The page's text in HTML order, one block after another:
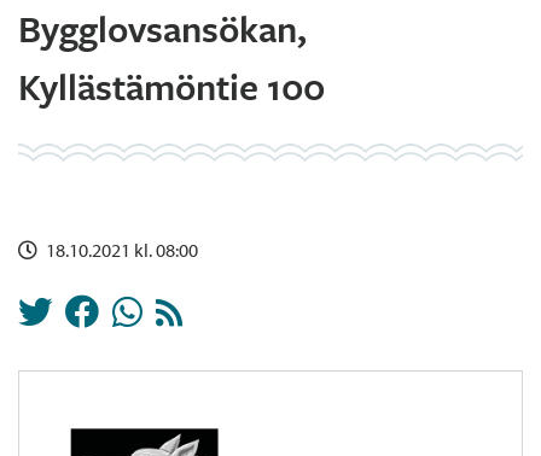
Bygglovsansökan,
Kyllästämöntie 100
18.10.2021 kl. 08:00